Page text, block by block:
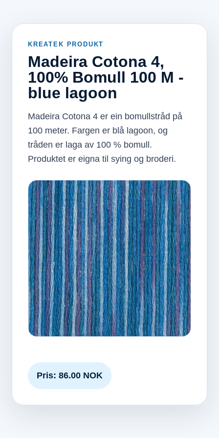
KREATEK PRODUKT
Madeira Cotona 4,
100% Bomull 100 M -
blue lagoon
Madeira Cotona 4 er ein bomullstråd på
100 meter. Fargen er blå lagoon, og
tråden er laga av 100 % bomull.
Produktet er eigna til sying og broderi.
Pris: 86.00 NOK